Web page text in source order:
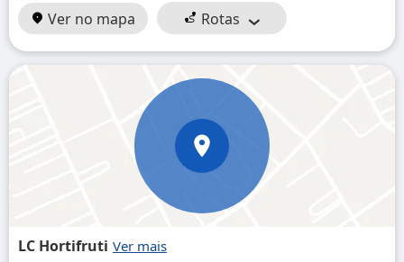
Ver no mapa
Rotas
LC Hortifruti